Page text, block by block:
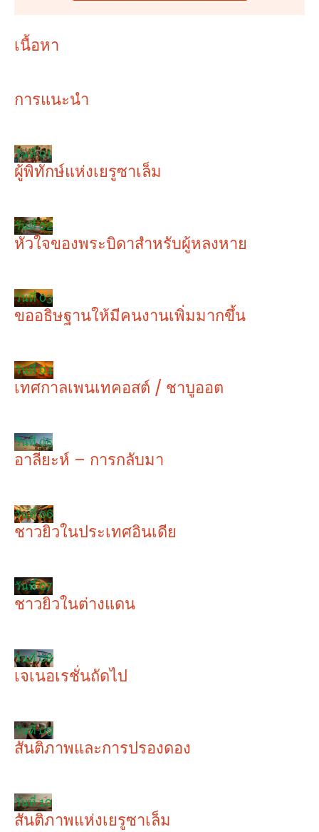
เนื้อหา
การแนะนำ
วันที่ 01
ผู้พิทักษ์แห่งเยรูซาเล็ม
วันที่ 02
หัวใจของพระบิดาสำหรับผู้หลงหาย
วันที่ 03
ขออธิษฐานให้มีคนงานเพิ่มมากขึ้น
วันที่ 04
เทศกาลเพนเทคอสต์ / ชาบูออต
วันที่ 05
อาลียะห์ – การกลับมา
วันที่ 06
ชาวยิวในประเทศอินเดีย
วันที่ 07
ชาวยิวในต่างแดน
วันที่ 08
เจเนอเรชั่นถัดไป
วันที่ 09
สันติภาพและการปรองดอง
วันที่ 10
สันติภาพแห่งเยรูซาเล็ม